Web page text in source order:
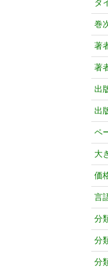
タ
巻
著
著
出
出
ペ
大
価
言
分
分
分